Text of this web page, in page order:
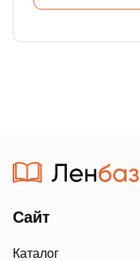
Сайт
Каталог